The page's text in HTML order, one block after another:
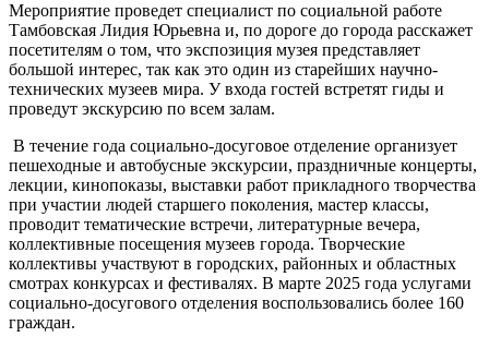
Мероприятие проведет специалист по социальной работе
Тамбовская Лидия Юрьевна и, по дороге до города расскажет
посетителям о том, что экспозиция музея представляет
большой интерес, так как это один из старейших научно-
технических музеев мира. У входа гостей встретят гиды и
проведут экскурсию по всем залам.
В течение года социально-досуговое отделение организует
пешеходные и автобусные экскурсии, праздничные концерты,
лекции, кинопоказы, выставки работ прикладного творчества
при участии людей старшего поколения, мастер классы,
проводит тематические встречи, литературные вечера,
коллективные посещения музеев города. Творческие
коллективы участвуют в городских, районных и областных
смотрах конкурсах и фестивалях. В марте 2025 года услугами
социально-досугового отделения воспользовались более 160
граждан.